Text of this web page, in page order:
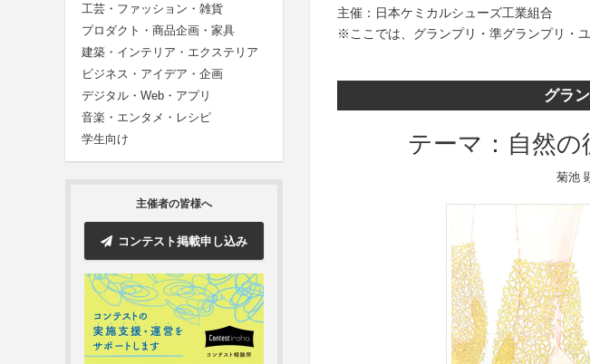
工芸・ファッション・雑貨
プロダクト・商品企画・家具
建築・インテリア・エクステリア
ビジネス・アイデア・企画
デジタル・Web・アプリ
音楽・エンタメ・レシピ
学生向け
主催者の皆様へ
コンテスト掲載申し込み
主催：日本ケミカルシューズ工業組合
※ここでは、グランプリ・準グランプリ・
グラ
テーマ：自然
菊池